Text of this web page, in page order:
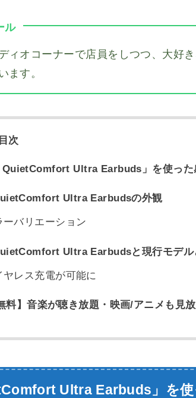
ル
ィオコーナーで店員をしつつ、大好
ます。
次
QuietComfort Ultra Earbuds」を使った
Ultra Earbudsの外観
ーバリエーション
Ultra Earbudsと現行モデル
ヤレス充電が可能に
料】音楽が聴き放題・映画/アニメも見
Ultra Earbuds」を